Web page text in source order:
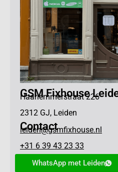
GSM Fixhouse
Haarlemmerstraat 226
2312 GJ, Leiden
Contact
leiden@gsmfixhouse.nl
+31 6 39 43 23 33
WhatsApp met Leiden